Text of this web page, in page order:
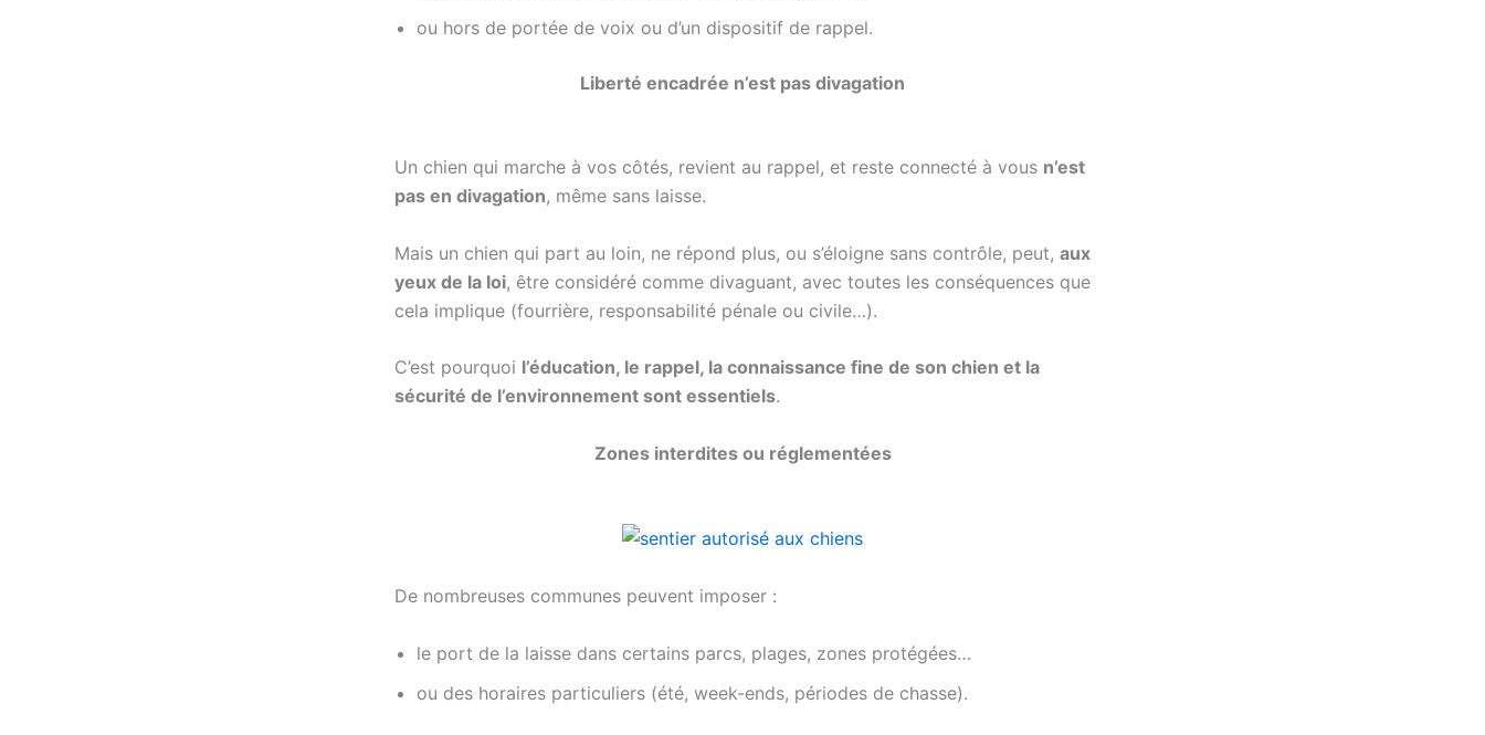
ou hors de portée de voix ou d’un dispositif de rappel.
Liberté encadrée n’est pas divagation
Un chien qui marche à vos côtés, revient au rappel, et reste connecté à vous n’est
pas en divagation, même sans laisse.
Mais un chien qui part au loin, ne répond plus, ou s’éloigne sans contrôle, peut, aux
yeux de la loi, être considéré comme divaguant, avec toutes les conséquences que
cela implique (fourrière, responsabilité pénale ou civile…).
C’est pourquoi l’éducation, le rappel, la connaissance fine de son chien et la
sécurité de l’environnement sont essentiels.
Zones interdites ou réglementées
De nombreuses communes peuvent imposer :
le port de la laisse dans certains parcs, plages, zones protégées…
ou des horaires particuliers (été, week-ends, périodes de chasse).